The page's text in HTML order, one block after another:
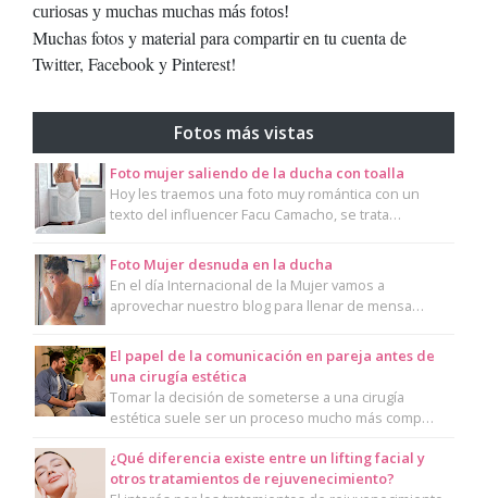
curiosas y muchas muchas más fotos!
Muchas fotos y material para compartir en tu cuenta de
Twitter, Facebook y Pinterest!
Fotos más vistas
Foto mujer saliendo de la ducha con toalla
Hoy les traemos una foto muy romántica con un
texto del influencer Facu Camacho, se trata…
Foto Mujer desnuda en la ducha
En el día Internacional de la Mujer vamos a
aprovechar nuestro blog para llenar de mensa…
El papel de la comunicación en pareja antes de
una cirugía estética
Tomar la decisión de someterse a una cirugía
estética suele ser un proceso mucho más comp…
¿Qué diferencia existe entre un lifting facial y
otros tratamientos de rejuvenecimiento?